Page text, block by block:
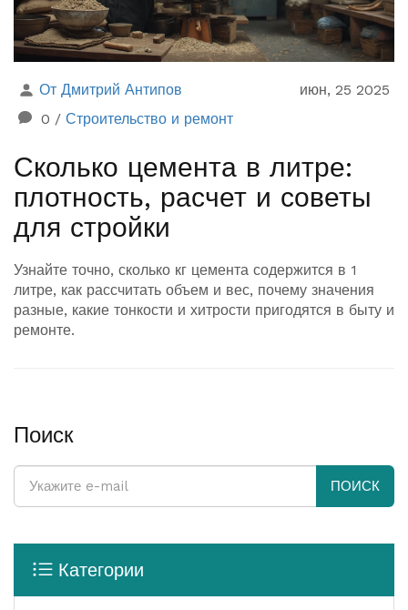
От Дмитрий Антипов
июн, 25 2025
0 / Строительство и ремонт
Сколько цемента в литре:
плотность, расчет и советы
для стройки
Узнайте точно, сколько кг цемента содержится в 1
литре, как рассчитать объем и вес, почему значения
разные, какие тонкости и хитрости пригодятся в быту и
ремонте.
Поиск
ПОИСК
Категории